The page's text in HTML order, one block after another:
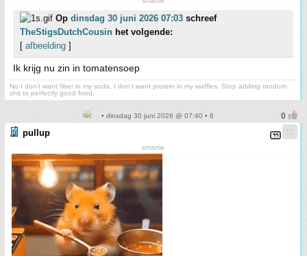
Op dinsdag 30 juni 2026 07:03 schreef
TheStigsDutchCousin het volgende:
[ afbeelding ]
Ik krijg nu zin in tomatensoep
No I don't want fiber in my soda. I don't want protein in my waffles. Stop adding random
shit to perfectly good food.
• dinsdag 30 juni 2026 @ 07:40 • 6
pullup
smartie